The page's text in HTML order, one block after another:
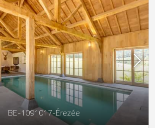
BE-1091017-Érezée